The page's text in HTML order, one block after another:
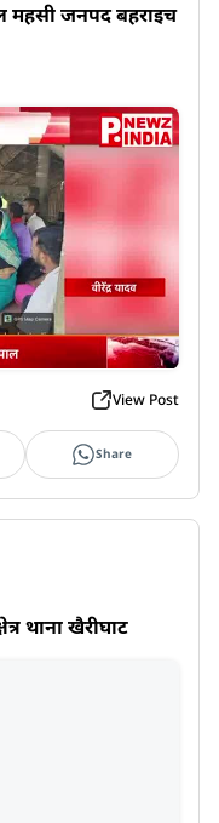
महसी जनपद बहराइच
View Post
Share
थाना खैरीघाट